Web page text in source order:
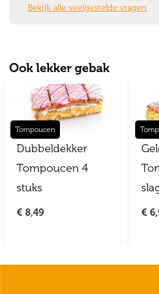
Bekijk alle veelgestelde vragen
Ook lekker gebak
Tompoucen
Dubbeldekker
Tompoucen 4
stuks
€ 8,49 €